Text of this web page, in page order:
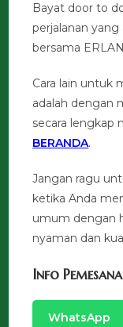
Bayat door to
perjalanan
bersama
Cara lain untuk
adalah dengan
secara lengkap
BERANDA.
Jangan ragu
ketika Anda
umum dengan
nyaman dan
Info
WhatsApp